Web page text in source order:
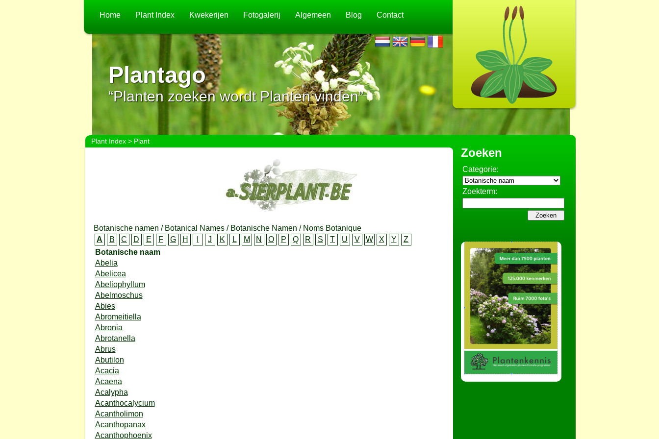
Home Plant Index Kwekerijen Fotogalerij Algemeen Blog Contact
Plantago
“Planten zoeken wordt Planten vinden”
Plant Index> Plant
Botanische namen / Botanical Names / Botanische Namen / Noms Botanique
A
B C D E F G H J K L M N O P Q R S T U V W X Y
Z
Botanische naam
Abelia
Abelicea
Abeliophyllum
Abelmoschus
Abies
Abromeitiella
Abronia
Abrotanella
Abrus
Abutilon
Acacia
Acaena
Acalypha
Acanthocalycium
Acantholimon
Acanthopanax
Acanthophoenix
Zoeken
Categorie:
Zoekterm: